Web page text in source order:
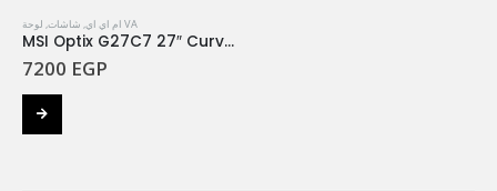
ام اي اي, شاشات, لوحة VA
MSI Optix G27C7 27″ Curved Gaming Monitor
7200 EGP